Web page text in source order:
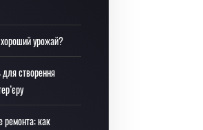
урожай?
для створення
ремонта: как